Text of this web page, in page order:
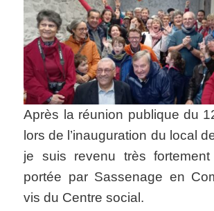
Après la réunion publique du
lors de l’inauguration du local
je suis revenu très fortement
portée par Sassenage en
vis du Centre social.